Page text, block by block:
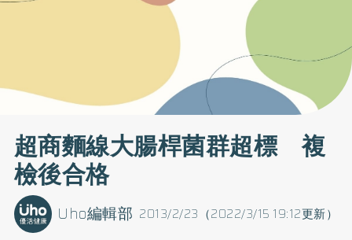
超商麵線大腸桿菌群超標 複
檢後合格
2013/2/23（2022/3/15 19:12更新）
Uho編輯部